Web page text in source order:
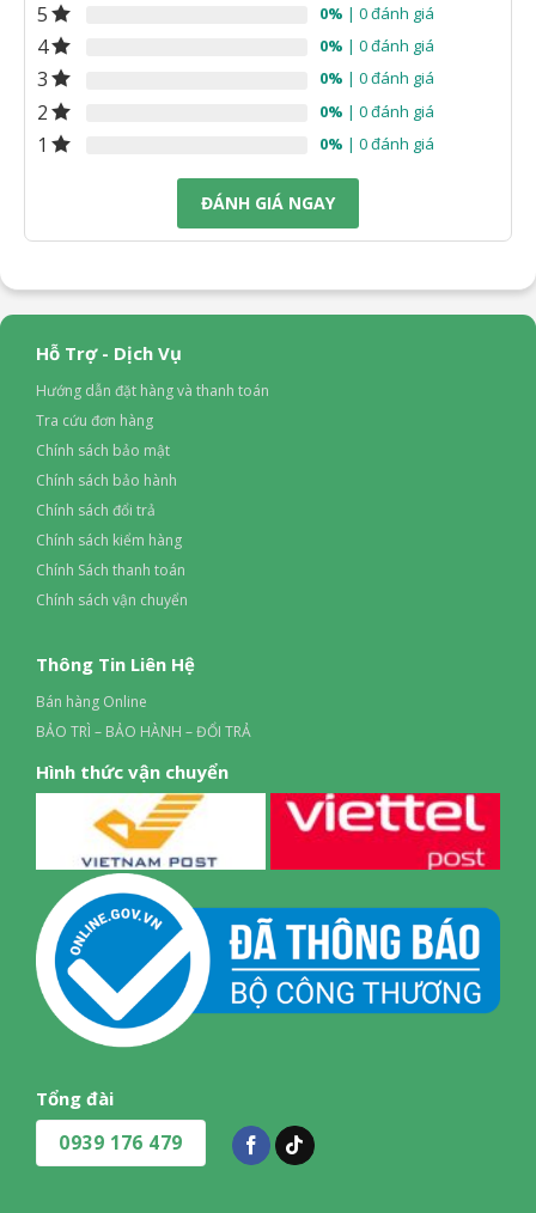
5 0% | 0 đánh giá
4 0% | 0 đánh giá
3 0% | 0 đánh giá
2 0% | 0 đánh giá
1 0% | 0 đánh giá
ĐÁNH GIÁ NGAY
Hỗ Trợ - Dịch Vụ
Hướng dẫn đặt hàng và thanh toán
Tra cứu đơn hàng
Chính sách bảo mật
Chính sách bảo hành
Chính sách đổi trả
Chính sách kiểm hàng
Chính Sách thanh toán
Chính sách vận chuyển
Thông Tin Liên Hệ
Bán hàng Online
BẢO TRÌ – BẢO HÀNH – ĐỔI TRẢ
Hình thức vận chuyển
Tổng đài
0939 176 479